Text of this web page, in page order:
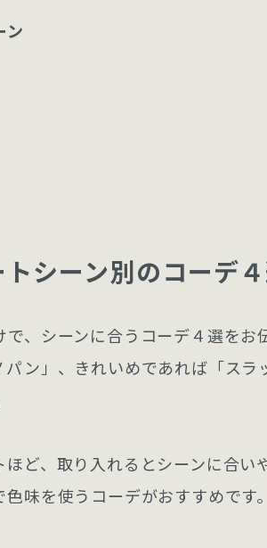
ン
シーン別のコーデ
、シーンに合うコーデ４選をお
ン」、きれいめであれば「スラ
ど、取り入れるとシーンに合い
味を使うコーデがおすすめです。